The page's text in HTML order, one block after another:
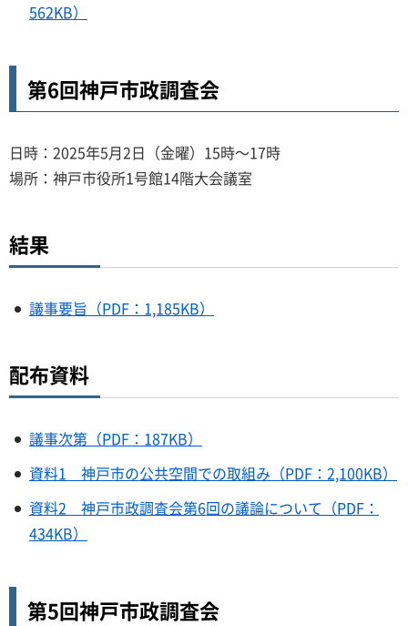
562KB）
第6回神戸市政調査会
日時：2025年5月2日（金曜）15時～17時
場所：神戸市役所1号館14階大会議室
結果
議事要旨（PDF：1,185KB）
配布資料
議事次第（PDF：187KB）
資料1 神戸市の公共空間での取組み（PDF：2,100KB）
資料2 神戸市政調査会第6回の議論について（PDF：
434KB）
第5回神戸市政調査会